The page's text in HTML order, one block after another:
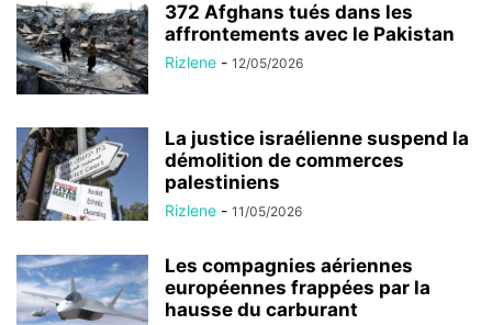
372 Afghans tués dans les
affrontements avec le Pakistan
Rizlene - 12/05/2026
La justice israélienne suspend la
démolition de commerces
palestiniens
Rizlene - 11/05/2026
Les compagnies aériennes
européennes frappées par la
hausse du carburant